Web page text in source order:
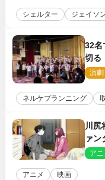
シェルター ジェイソ
32名
切る
ン・
日】
演劇
ネルケプランニング
川尻
ァン
客賞
ア
アニメ 映画